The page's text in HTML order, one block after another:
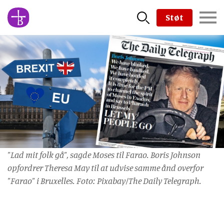
Skip
to
main
content
Støt
"Lad mit folk gå", sagde Moses til Farao. Boris Johnson
opfordrer Theresa May til at udvise samme ånd overfor
"Farao" i Bruxelles. Foto: Pixabay/The Daily Telegraph.